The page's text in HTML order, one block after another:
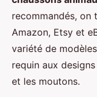
recommandés, on
Amazon, Etsy et
variété de
requin aux
et les moutons.